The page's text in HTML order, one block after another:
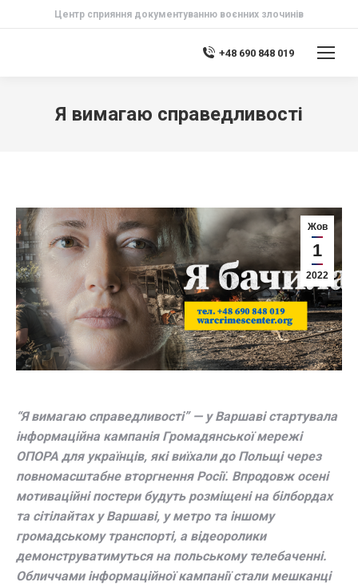
Центр сприяння документуванню воєнних злочинів
+48 690 848 019
Я вимагаю справедливості
Жов
1
2022
“Я вимагаю справедливості” — у Варшаві стартувала
інформаційна кампанія Громадянської мережі
ОПОРА для українців, які виїхали до Польщі через
повномасштабне вторгнення Росії. Впродовж осені
мотиваційні постери будуть розміщені на білбордах
та сітілайтах у Варшаві, у метро та іншому
громадському транспорті, а відеоролики
демонструватимуться на польському телебаченні.
Обличчами інформаційної кампанії стали мешканці